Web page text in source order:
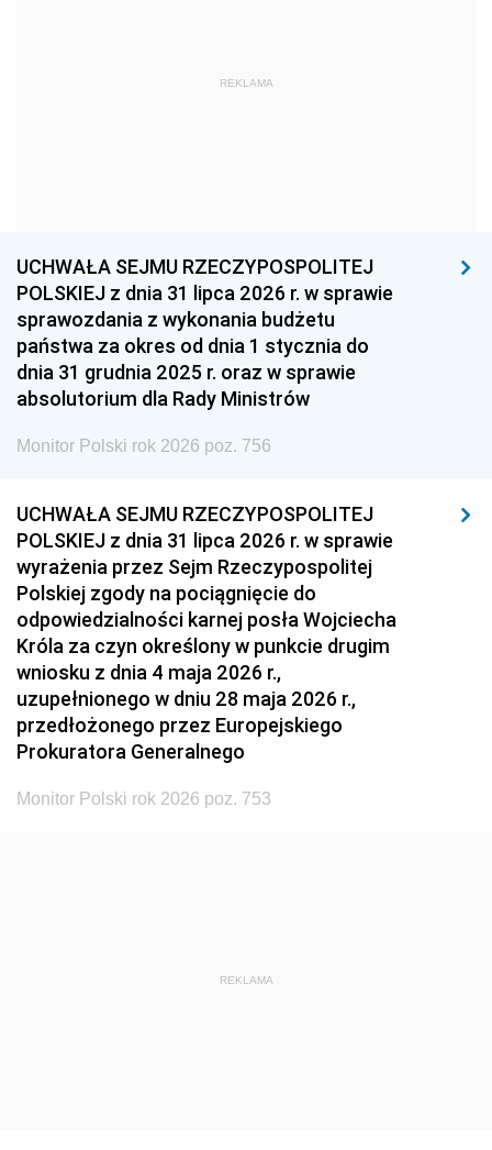
1959
1939 1938 1937
1936 1930
REKLAMA
UCHWAŁA SEJMU RZECZYPOSPOLITEJ
POLSKIEJ z dnia 31 lipca 2026 r. w sprawie
sprawozdania z wykonania budżetu
państwa za okres od dnia 1 stycznia do
dnia 31 grudnia 2025 r. oraz w sprawie
absolutorium dla Rady Ministrów
Monitor Polski rok 2026 poz. 756
UCHWAŁA SEJMU RZECZYPOSPOLITEJ
POLSKIEJ z dnia 31 lipca 2026 r. w sprawie
wyrażenia przez Sejm Rzeczypospolitej
Polskiej zgody na pociągnięcie do
odpowiedzialności karnej posła Wojciecha
Króla za czyn określony w punkcie drugim
wniosku z dnia 4 maja 2026 r.,
uzupełnionego w dniu 28 maja 2026 r.,
przedłożonego przez Europejskiego
Prokuratora Generalnego
Monitor Polski rok 2026 poz. 753
REKLAMA